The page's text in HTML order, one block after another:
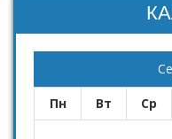
Пн Вт Ср